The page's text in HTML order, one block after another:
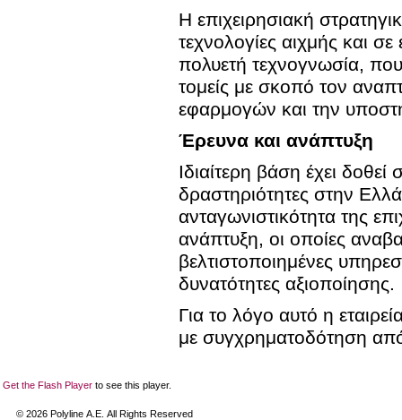
Η επιχειρησιακή
τεχνολογίες αιχμής και
πολυετή τεχνογνωσία, που
τομείς με σκοπό τον
εφαρμογών και την
Έρευνα και ανάπτυξη
Ιδιαίτερη βάση έχει
δραστηριότητες στην
ανταγωνιστικότητα της
ανάπτυξη, οι οποίες
βελτιστοποιημένες
δυνατότητες αξιοποίησης.
Για το λόγο αυτό η
με συγχρηματοδότηση
Get the Flash Player to see this player.
© 2026 Polyline Α.Ε. All Rights Reserved